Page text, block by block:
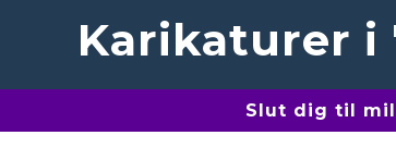
Karikaturer i
Slut dig til